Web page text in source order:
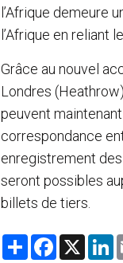
l’Afrique demeure
l’Afrique en reliant
Grâce au nouvel
Londres
peuvent
correspondance
enregistrement
seront possibles
billets de tiers.
S
F
X
L